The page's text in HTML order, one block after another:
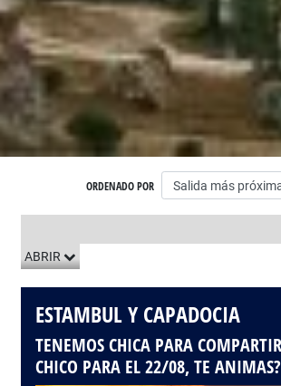
ORDENADO POR
ABRIR
ESTAMBUL Y CAPADOCIA
TENEMOS CHICA PARA
CHICO PARA EL 22/08, TE ANIMAS?